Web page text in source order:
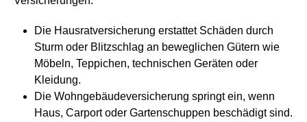
Die Hausratversicherung erstattet Schäden durch
Sturm oder Blitzschlag an beweglichen Gütern wie
Möbeln, Teppichen, technischen Geräten oder
Kleidung.
Die Wohngebäudeversicherung springt ein, wenn
Haus, Carport oder Gartenschuppen beschädigt sind.